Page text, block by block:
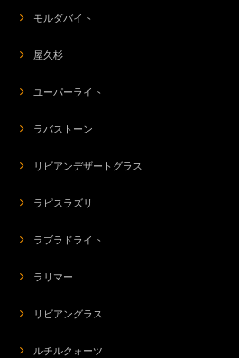
モルダバイト
屋久杉
ユーパーライト
ラバストーン
リビアンデザートグラス
ラピスラズリ
ラブラドライト
ラリマー
リビアングラス
ルチルクォーツ